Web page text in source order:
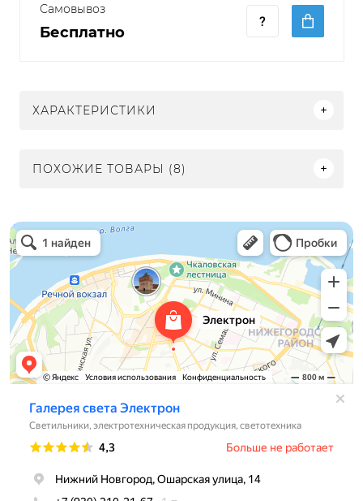
Самовывоз
Бесплатно
ХАРАКТЕРИСТИКИ
ПОХОЖИЕ ТОВАРЫ (8)
Электрон
Светильники в Нижнем Новгороде
Электротехническая продукция в Нижнем Новгороде